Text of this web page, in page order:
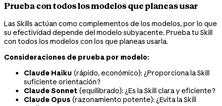
Prueba con todos los modelos que planeas usar
Las Skills actúan como complementos de los modelos, por lo que
su efectividad depende del modelo subyacente. Prueba tu Skill
con todos los modelos con los que planeas usarla.
Consideraciones de prueba por modelo:
Claude Haiku (rápido, económico): ¿Proporciona la Skill
suficiente orientación?
Claude Sonnet (equilibrado): ¿Es la Skill clara y eficiente?
Claude Opus (razonamiento potente): ¿Evita la Skill